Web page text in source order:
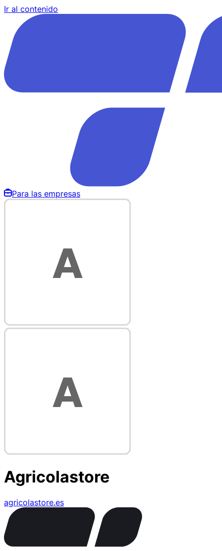
Ir al contenido
Para las empresas
Agricolastore
agricolastore.es